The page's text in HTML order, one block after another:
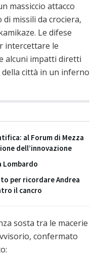
massiccio attacco
missili da crociera,
Le difese
intercettare le
alcuni impatti diretti
città in un inferno
al Forum di Mezza
dell’innovazione
Lombardo
per ricordare Andrea
il cancro
sosta tra le macerie
confermato